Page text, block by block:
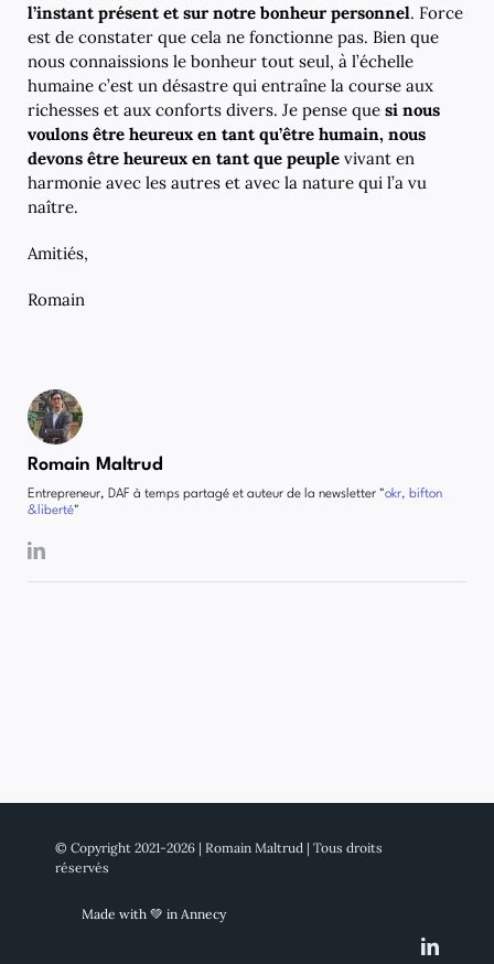
l’instant présent et sur notre bonheur personnel. Force
est de constater que cela ne fonctionne pas. Bien que
nous connaissions le bonheur tout seul, à l’échelle
humaine c’est un désastre qui entraîne la course aux
richesses et aux conforts divers. Je pense que si nous
voulons être heureux en tant qu’être humain, nous
devons être heureux en tant que peuple vivant en
harmonie avec les autres et avec la nature qui l’a vu
naître.
Amitiés,
Romain
Romain Maltrud
Entrepreneur, DAF à temps partagé et auteur de la newsletter "okr, bifton
&liberté"
© Copyright 2021-2026 | Romain Maltrud | Tous droits
réservés
Made with 💚 in Annecy